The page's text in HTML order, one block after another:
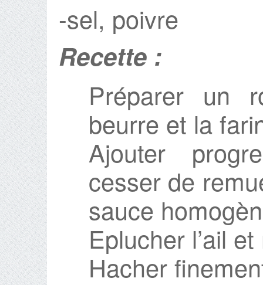
-sel, poivre
Recette :
Préparer un
beurre et la
Ajouter
cesser de
sauce
Eplucher l’ail
Hacher